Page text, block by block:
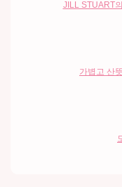
JILL STUART
가볍고 산